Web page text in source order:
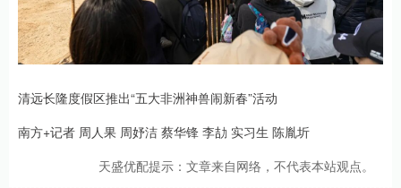
清远长隆度假区推出“五大非洲神兽闹新春”活动
南方+记者 周人果 周妤洁 蔡华锋 李劼 实习生 陈胤圻
天盛优配提示：文章来自网络，不代表本站观点。